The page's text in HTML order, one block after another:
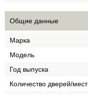
Общие данные
Марка
Модель
Год выпуска
Количество дверей/мест